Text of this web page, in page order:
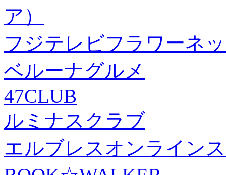
ア）
フジテレビフラワーネ
ベルーナグルメ
47CLUB
ルミナスクラブ
エルブレスオンライン